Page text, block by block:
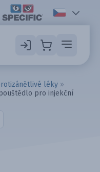
léky »
pro injekční